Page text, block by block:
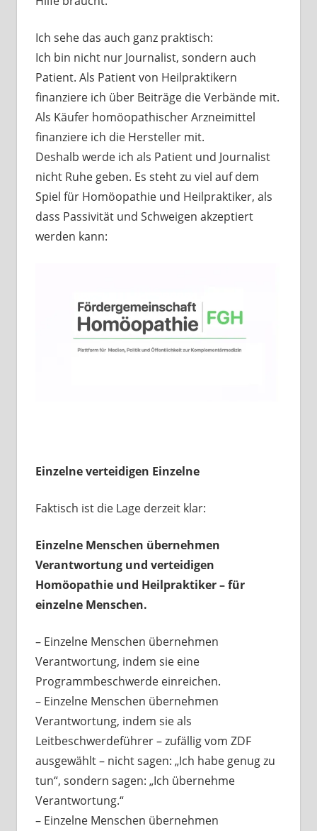
Ich sehe das auch ganz praktisch:
Ich bin nicht nur Journalist, sondern auch
Patient. Als Patient von Heilpraktikern
finanziere ich über Beiträge die Verbände mit.
Als Käufer homöopathischer Arzneimittel
finanziere ich die Hersteller mit.
Deshalb werde ich als Patient und Journalist
nicht Ruhe geben. Es steht zu viel auf dem
Spiel für Homöopathie und Heilpraktiker, als
dass Passivität und Schweigen akzeptiert
werden kann:
Einzelne verteidigen Einzelne
Faktisch ist die Lage derzeit klar:
Einzelne Menschen übernehmen
Verantwortung und verteidigen
Homöopathie und Heilpraktiker – für
einzelne Menschen.
– Einzelne Menschen übernehmen
Verantwortung, indem sie eine
Programmbeschwerde einreichen.
– Einzelne Menschen übernehmen
Verantwortung, indem sie als
Leitbeschwerdeführer – zufällig vom ZDF
ausgewählt – nicht sagen: „Ich habe genug zu
tun“, sondern sagen: „Ich übernehme
Verantwortung.“
– Einzelne Menschen übernehmen